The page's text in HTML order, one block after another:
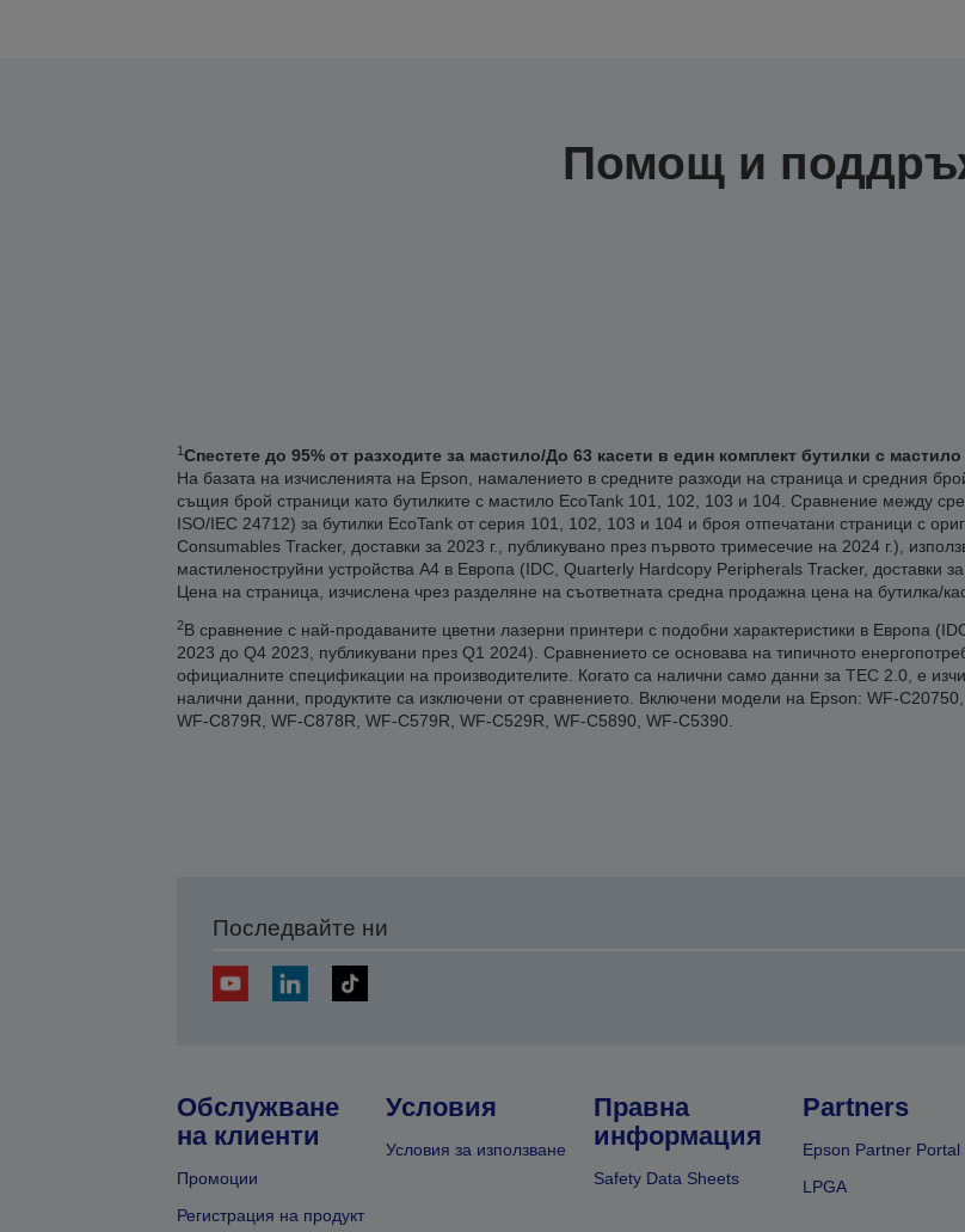
Помощ и
1Спестете до 95% от разходите за мастило/До 63 касети в един комплект бутилки с мастило
На базата на изчисленията на Epson, намалението в средните разходи на страница и средния
същия брой страници като бутилките с мастило EcoTank 101, 102, 103 и 104. Сравнение между
ISO/IEC 24712) за бутилки EcoTank от серия 101, 102, 103 и 104 и броя отпечатани страници с
Consumables Tracker, доставки за 2023 г., публикувано през първото тримесечие на 2024 г.),
мастиленоструйни устройства А4 в Европа (IDC, Quarterly Hardcopy Peripherals Tracker, доставки
Цена на страница, изчислена чрез разделяне на съответната средна продажна цена на бутилка/
2В сравнение с най-продаваните цветни лазерни принтери с подобни характеристики в Европа
2023 до Q4 2023, публикувани през Q1 2024). Сравнението се основава на типичното
официалните спецификации на производителите. Когато са налични само данни за TEC 2.0, е
налични данни, продуктите са изключени от сравнението. Включени модели на Epson: WF-
WF-C879R, WF-C878R, WF-C579R, WF-C529R, WF-C5890, WF-C5390.
Последвайте ни
Обслужване
на клиенти
Промоции
Регистрация на продукт
Условия
Условия за използване
Правна
информация
Safety Data Sheets
Partners
Epson Partner Portal
LPGA